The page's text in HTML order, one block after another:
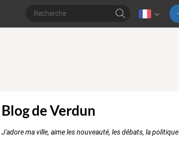
Blog de Verdun
J'adore ma ville, aime les nouveauté, les débats, la politique